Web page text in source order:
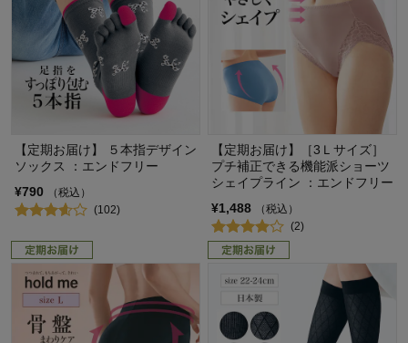
【定期お届け】 ５本指デザイン
ソックス ：エンドフリー
¥790
（税込）
(102)
【定期お届け】［3Ｌサイズ］
プチ補正できる機能派ショーツ
シェイプライン ：エンドフリー
¥1,488
（税込）
(2)